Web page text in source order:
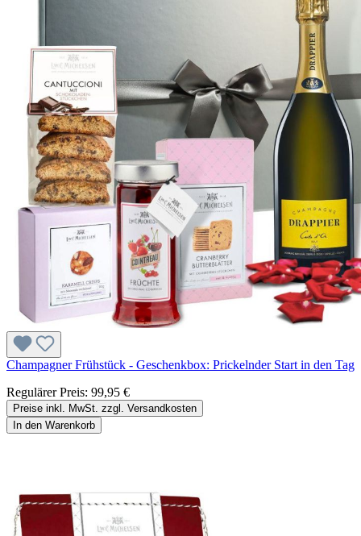
Champagner Frühstück - Geschenkbox: Prickelnder Start in den Tag
Regulärer Preis: 99,95 €
Preise inkl. MwSt. zzgl. Versandkosten
In den Warenkorb